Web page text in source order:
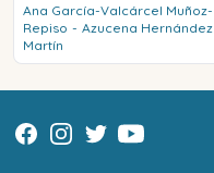
Ana García-Valcárcel Muñoz-
Repiso - Azucena Hernández
Martín